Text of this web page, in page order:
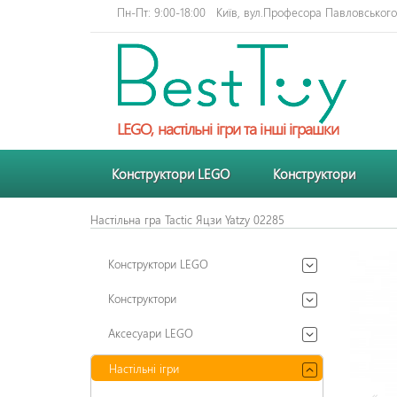
Пн-Пт: 9:00-18:00 Київ, вул.Професора
LEGO, настільні ігри та інші іграшки
Конструктори LEGO Конструктори
Настільна гра Tactic Яцзи Yatzy 02285
Конструктори LEGO
Конструктори
Аксесуари LEGO
Настільні ігри